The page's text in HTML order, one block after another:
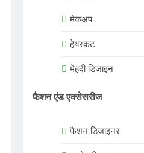
मेकअप
हेयरकट
मेहंदी डिजाइन
फैशन एंड एक्सेसरीज
फैशन डिजाइनर